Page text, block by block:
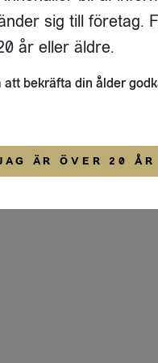
17 A
STOCKHOLM
sig till företag.
år eller äldre.
att bekräfta din ålder
ÄR ÖVER 20 ÅR